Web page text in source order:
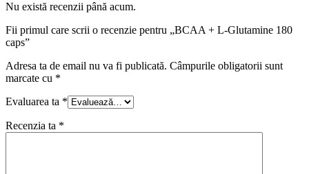
Nu există recenzii până acum.
Fii primul care scrii o recenzie pentru „BCAA + L-Glutamine 180
caps”
Adresa ta de email nu va fi publicată. Câmpurile obligatorii sunt
marcate cu *
Evaluarea ta *
Recenzia ta *